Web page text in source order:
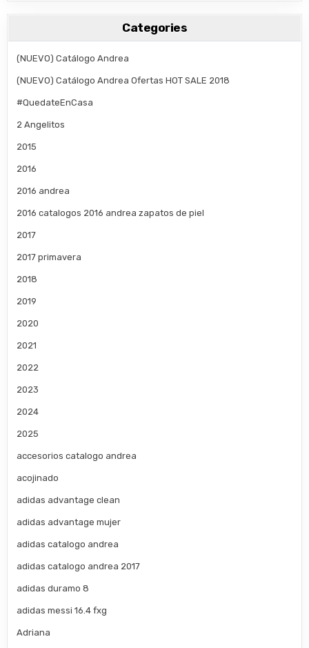
Categories
(NUEVO) Catálogo Andrea
(NUEVO) Catálogo Andrea Ofertas HOT SALE 2018
#QuedateEnCasa
2 Angelitos
2015
2016
2016 andrea
2016 catalogos 2016 andrea zapatos de piel
2017
2017 primavera
2018
2019
2020
2021
2022
2023
2024
2025
accesorios catalogo andrea
acojinado
adidas advantage clean
adidas advantage mujer
adidas catalogo andrea
adidas catalogo andrea 2017
adidas duramo 8
adidas messi 16.4 fxg
Adriana